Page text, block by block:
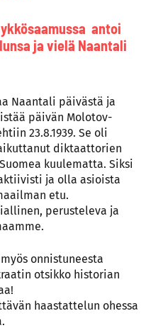
antoi
ja vielä Naantali
Naantali päivästä ja
päivän Molotov-
23.8.1939. Se oli
diktaattorien
kuulematta. Siksi
ja olla asioista
etu.
perusteleva ja
onnistuneesta
otsikko historian
haastattelun ohessa